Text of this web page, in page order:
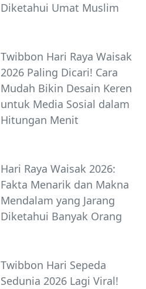
Diketahui Umat Muslim
Twibbon Hari Raya Waisak
2026 Paling Dicari! Cara
Mudah Bikin Desain Keren
untuk Media Sosial dalam
Hitungan Menit
Hari Raya Waisak 2026:
Fakta Menarik dan Makna
Mendalam yang Jarang
Diketahui Banyak Orang
Twibbon Hari Sepeda
Sedunia 2026 Lagi Viral!